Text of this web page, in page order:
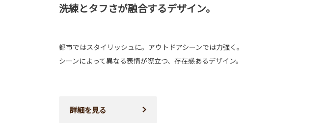
洗練とタフさが融合するデザイン。
都市ではスタイリッシュに。アウトドアシーンでは力強く。
シーンによって異なる表情が際立つ、存在感あるデザイン。
詳細を見る